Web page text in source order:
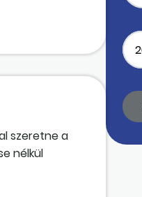
kizárt,
szeretne a
nélkül